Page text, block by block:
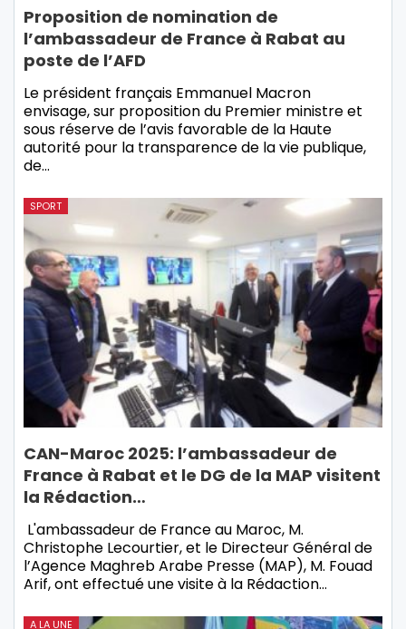
Proposition de nomination de
l’ambassadeur de France à Rabat au
poste de l’AFD
Le président français Emmanuel Macron
envisage, sur proposition du Premier ministre et
sous réserve de l’avis favorable de la Haute
autorité pour la transparence de la vie publique,
de…
SPORT
CAN-Maroc 2025: l’ambassadeur de
France à Rabat et le DG de la MAP visitent
la Rédaction…
L'ambassadeur de France au Maroc, M.
Christophe Lecourtier, et le Directeur Général de
l’Agence Maghreb Arabe Presse (MAP), M. Fouad
Arif, ont effectué une visite à la Rédaction…
A LA UNE